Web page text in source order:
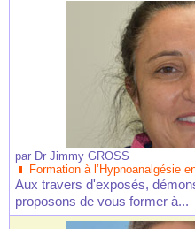
par Dr Jimmy GROSS
Formation à l’Hypnoanalgésie
Aux travers d'exposés,
proposons de vous former à...